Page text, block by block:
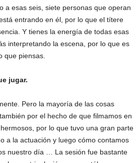
a esas seis, siete personas que operan
entrando en él, por lo que el títere
Y tienes la energía de todas esas
interpretando la escena, por lo que es
que piensas.
jugar.
Pero la mayoría de las cosas
por el hecho de que filmamos en
por lo que tuvo una gran parte
a la actuación y luego cómo contamos
nuestro día … La sesión fue bastante